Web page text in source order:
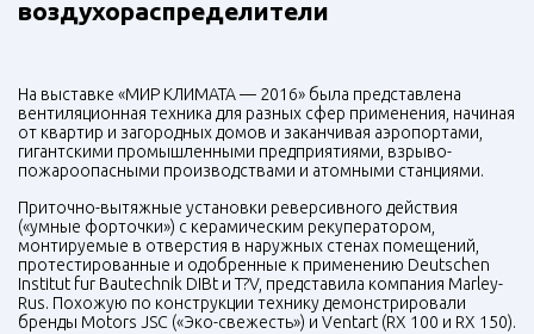
воздухораспределители
На выставке «МИР КЛИМАТА — 2016» была представлена
вентиляционная техника для разных сфер применения, начиная
от квартир и загородных домов и заканчивая аэропортами,
гигантскими промышленными предприятиями, взрыво-
пожароопасными производствами и атомными станциями.
Приточно-вытяжные установки реверсивного действия
(«умные форточки») с керамическим рекуператором,
монтируемые в отверстия в наружных стенах помещений,
протестированные и одобренные к применению Deutschen
Institut fur Bautechnik DIBt и T?V, представила компания Marley-
Rus. Похожую по конструкции технику демонстрировали
бренды Motors JSC («Эко-свежесть») и Ventart (RX 100 и RX 150).